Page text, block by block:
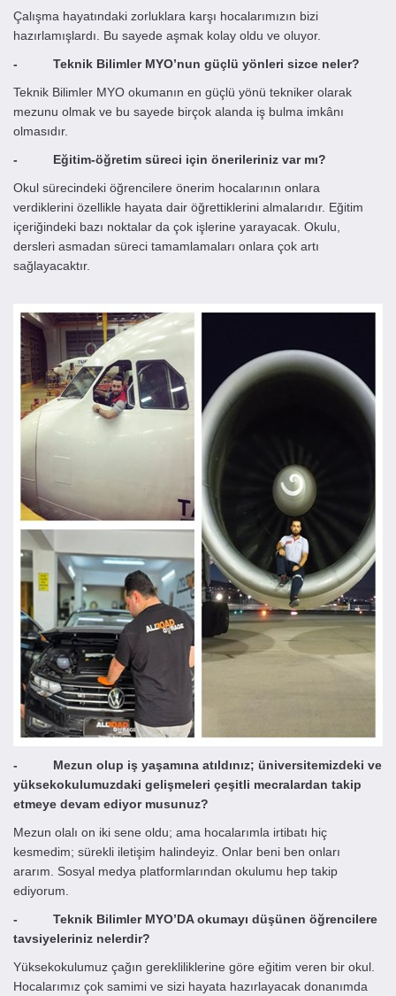
Çalışma hayatındaki zorluklara karşı hocalarımızın bizi
hazırlamışlardı. Bu sayede aşmak kolay oldu ve oluyor.
- Teknik Bilimler MYO’nun güçlü yönleri sizce neler?
Teknik Bilimler MYO okumanın en güçlü yönü tekniker olarak
mezunu olmak ve bu sayede birçok alanda iş bulma imkânı
olmasıdır.
- Eğitim-öğretim süreci için önerileriniz var mı?
Okul sürecindeki öğrencilere önerim hocalarının onlara
verdiklerini özellikle hayata dair öğrettiklerini almalarıdır. Eğitim
içeriğindeki bazı noktalar da çok işlerine yarayacak. Okulu,
dersleri asmadan süreci tamamlamaları onlara çok artı
sağlayacaktır.
- Mezun olup iş yaşamına atıldınız; üniversitemizdeki ve
yüksekokulumuzdaki gelişmeleri çeşitli mecralardan takip
etmeye devam ediyor musunuz?
Mezun olalı on iki sene oldu; ama hocalarımla irtibatı hiç
kesmedim; sürekli iletişim halindeyiz. Onlar beni ben onları
ararım. Sosyal medya platformlarından okulumu hep takip
ediyorum.
- Teknik Bilimler MYO’DA okumayı düşünen öğrencilere
tavsiyeleriniz nelerdir?
Yüksekokulumuz çağın gerekliliklerine göre eğitim veren bir okul.
Hocalarımız çok samimi ve sizi hayata hazırlayacak donanımda